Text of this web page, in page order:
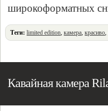
широкоформатных
Теги: limited edition,камера,красиво,
Кавайная камера